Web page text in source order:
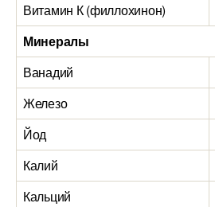
Витамин К (филлохинон)
Минералы
Ванадий
Железо
Йод
Калий
Кальций